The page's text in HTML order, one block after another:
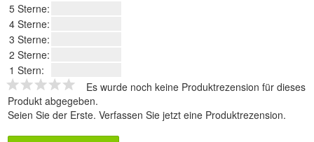
5 Sterne:
4 Sterne:
3 Sterne:
2 Sterne:
1 Stern:
Es wurde noch keine Produktrezension für dieses
Produkt abgegeben.
Seien Sie der Erste. Verfassen Sie jetzt eine Produktrezension.